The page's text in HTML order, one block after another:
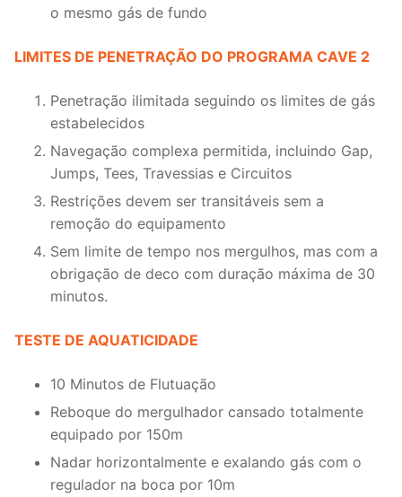
o mesmo gás de fundo
LIMITES DE PENETRAÇÃO DO PROGRAMA CAVE 2
Penetração ilimitada seguindo os limites de gás
estabelecidos
Navegação complexa permitida, incluindo Gap,
Jumps, Tees, Travessias e Circuitos
Restrições devem ser transitáveis sem a
remoção do equipamento
Sem limite de tempo nos mergulhos, mas com a
obrigação de deco com duração máxima de 30
minutos.
TESTE DE AQUATICIDADE
10 Minutos de Flutuação
Reboque do mergulhador cansado totalmente
equipado por 150m
Nadar horizontalmente e exalando gás com o
regulador na boca por 10m